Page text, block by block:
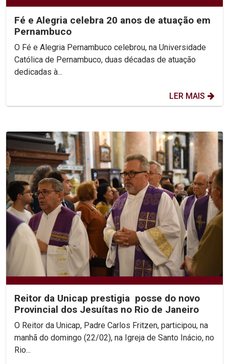
Fé e Alegria celebra 20 anos de atuação em
Pernambuco
O Fé e Alegria Pernambuco celebrou, na Universidade
Católica de Pernambuco, duas décadas de atuação
dedicadas à...
LER MAIS
Reitor da Unicap prestigia posse do novo
Provincial dos Jesuítas no Rio de Janeiro
O Reitor da Unicap, Padre Carlos Fritzen, participou, na
manhã do domingo (22/02), na Igreja de Santo Inácio, no
Rio...